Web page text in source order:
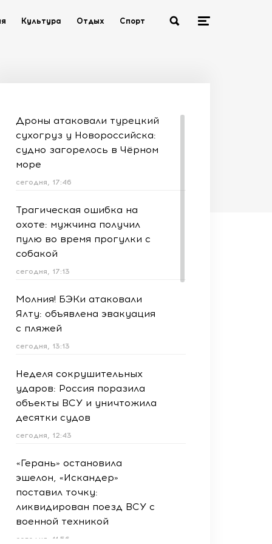
Культура Отдых Спорт
Дроны атаковали турецкий
сухогруз у Новороссийска:
судно загорелось в Чёрном
море
сегодня, 17:46
Трагическая ошибка на
охоте: мужчина получил
пулю во время прогулки с
собакой
сегодня, 17:13
Молния! БЭКи атаковали
Ялту: объявлена эвакуация
с пляжей
сегодня, 13:13
Неделя сокрушительных
ударов: Россия поразила
объекты ВСУ и уничтожила
десятки судов
сегодня, 12:43
«Герань» остановила
эшелон, «Искандер»
поставил точку:
ликвидирован поезд ВСУ с
военной техникой
сегодня, 11:56